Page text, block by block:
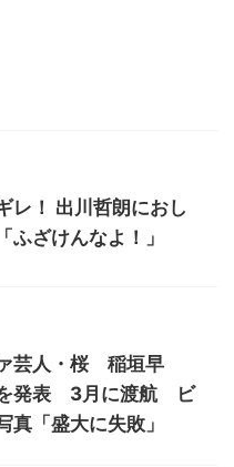
レ！ 出川哲朗におし
ふざけんなよ！」
ァ芸人・桜 稲垣早
発表 3月に渡航 ビ
真「盛大に失敗」